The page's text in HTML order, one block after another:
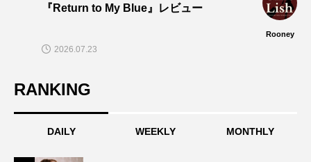
『Return to My Blue』レビュー
Rooney
2026.07.23
RANKING
DAILY WEEKLY MONTHLY